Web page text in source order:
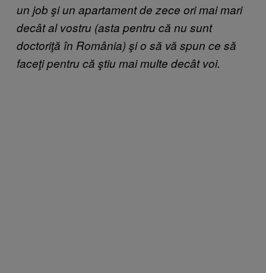
un job şi un apartament de zece ori mai mari
decât al vostru (asta pentru că nu sunt
doctoriţă în România) şi o să vă spun ce să
faceţi pentru că ştiu mai multe decât voi.